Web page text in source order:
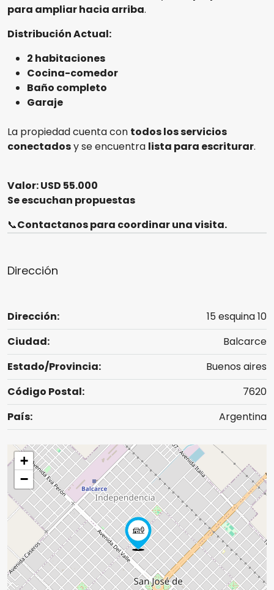
para ampliar hacia arriba.
Distribución Actual:
2 habitaciones
Cocina-comedor
Baño completo
Garaje
La propiedad cuenta con todos los servicios
conectadosy se encuentra lista para escriturar.
Valor: USD 55.000
Se escuchan propuestas
📞Contactanos para coordinar una visita.
Dirección
Dirección:
15 esquina 10
Ciudad:
Balcarce
Estado/Provincia:
Buenos aires
Código Postal:
7620
País:
Argentina
+
−